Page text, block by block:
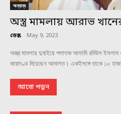
অন্যান্য
অস্ত্র মামলায় আরাভ
ডেস্ক - May 9, 2023
অস্ত্র মামলায় দুবাইয়ে পলাতক আসামি রবিউল
কারাদণ্ড দিয়েছেন আদালত। একইসঙ্গে তাকে ১০
আরো পড়ুন